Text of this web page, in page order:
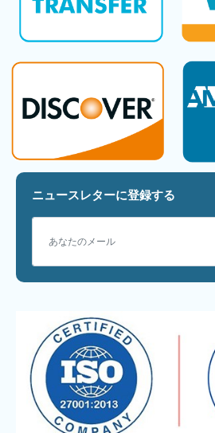
ニュースレターに登録する